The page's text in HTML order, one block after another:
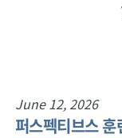
June 12, 2026
퍼스펙티브스 훈